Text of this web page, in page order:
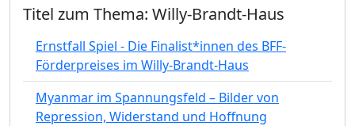
Titel zum Thema: Willy-Brandt-Haus
Ernstfall Spiel - Die Finalist*innen des BFF-
Förderpreises im Willy-Brandt-Haus
Myanmar im Spannungsfeld – Bilder von
Repression, Widerstand und Hoffnung